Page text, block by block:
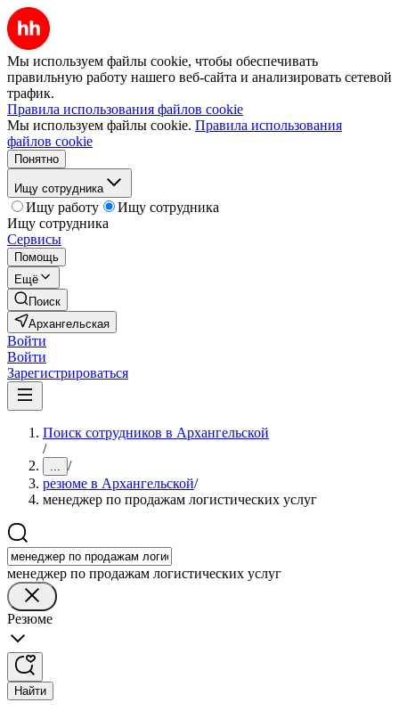
Мы используем файлы cookie, чтобы обеспечивать
правильную работу нашего веб-сайта и анализировать сетевой
трафик.
Правила использования файлов cookie
Мы используем файлы cookie. Правила использования
файлов cookie
Понятно
Ищу сотрудника
Ищу работу
Ищу сотрудника
Ищу сотрудника
Сервисы
Помощь
Ещё
Поиск
Архангельская
Войти
Войти
Зарегистрироваться
Поиск сотрудников в Архангельской
/
... /
резюме в Архангельской/
менеджер по продажам логистических услуг
менеджер по продажам логистических услуг
Резюме
Найти